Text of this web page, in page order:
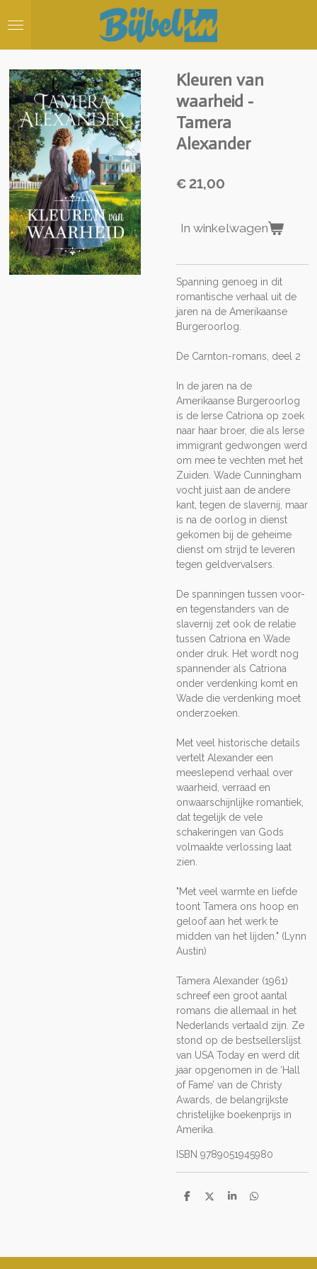
direct
hoofdinhoud
Kleuren van
waarheid -
Tamera
Alexander
€ 21,00
In winkelwagen
Spanning genoeg in dit
romantische verhaal uit de
jaren na de Amerikaanse
Burgeroorlog.
De Carnton-romans, deel 2
In de jaren na de
Amerikaanse Burgeroorlog
is de Ierse Catriona op zoek
naar haar broer, die als Ierse
immigrant gedwongen werd
om mee te vechten met het
Zuiden. Wade Cunningham
vocht juist aan de andere
kant, tegen de slavernij, maar
is na de oorlog in dienst
gekomen bij de geheime
dienst om strijd te leveren
tegen geldvervalsers.
De spanningen tussen voor-
en tegenstanders van de
slavernij zet ook de relatie
tussen Catriona en Wade
onder druk. Het wordt nog
spannender als Catriona
onder verdenking komt en
Wade die verdenking moet
onderzoeken.
Met veel historische details
vertelt Alexander een
meeslepend verhaal over
waarheid, verraad en
onwaarschijnlijke romantiek,
dat tegelijk de vele
schakeringen van Gods
volmaakte verlossing laat
zien.
"Met veel warmte en liefde
toont Tamera ons hoop en
geloof aan het werk te
midden van het lijden." (Lynn
Austin)
Tamera Alexander (1961)
schreef een groot aantal
romans die allemaal in het
Nederlands vertaald zijn. Ze
stond op de bestsellerslijst
van USA Today en werd dit
jaar opgenomen in de ‘Hall
of Fame’ van de Christy
Awards, de belangrijkste
christelijke boekenprijs in
Amerika.
ISBN 9789051945980
D
D
S
D